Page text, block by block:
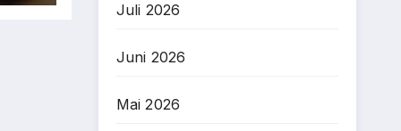
Juli 2026
Juni 2026
Mai 2026